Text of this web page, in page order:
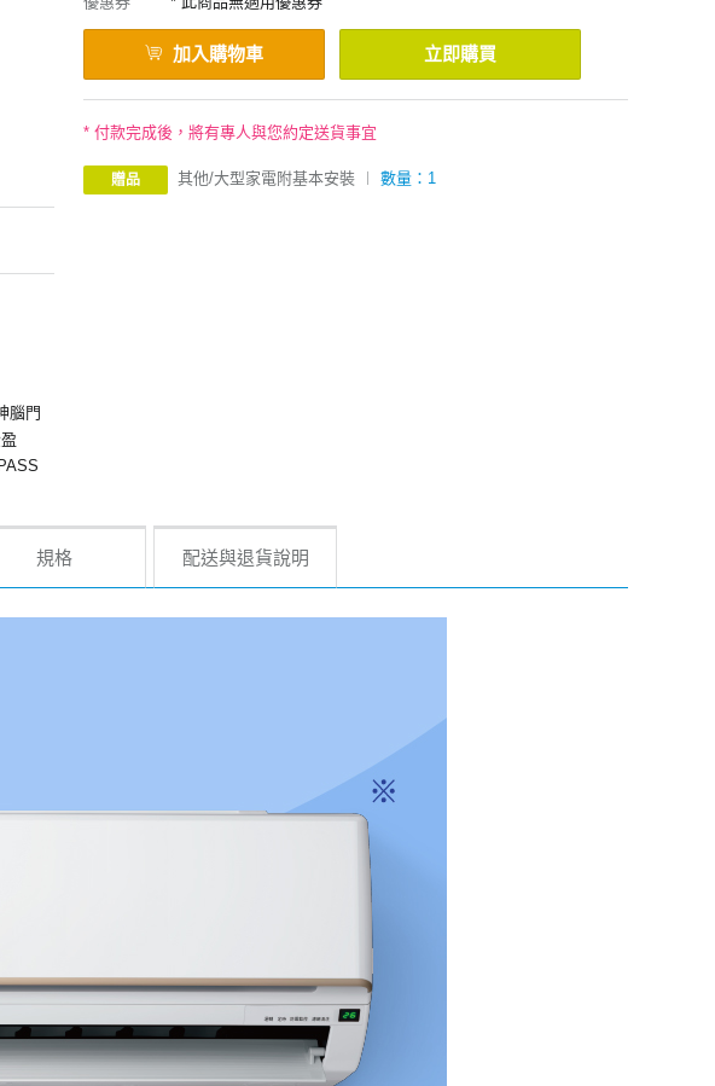
腦門
加入購物車 立即購買
* 付款完成後，將有專人與您約定送貨事宜
贈品 其他/大型家電附基本安裝 ︱ 數量：1
規格 配送與退貨說明